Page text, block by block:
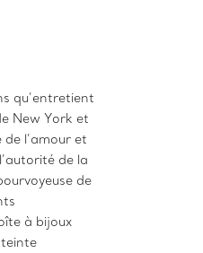
qu’entretient
New York et
l’amour et
de la
de
à bijoux